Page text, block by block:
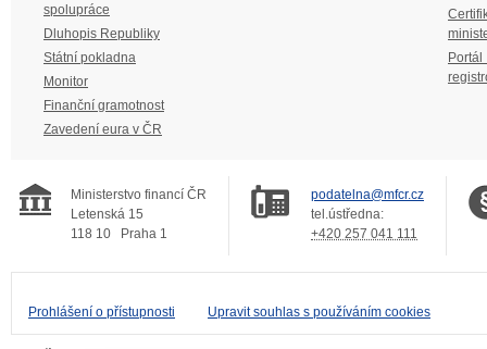
spolupráce
Dluhopis Republiky
Státní pokladna
Monitor
Finanční gramotnost
Zavedení eura v ČR
Portál
Ministerstvo financí ČR
Letenská 15
118 10
Praha 1
podatelna@mfcr.cz
tel.ústředna:
+420 257 041 111
Prohlášení o přístupnosti Upravit souhlas s používáním cookies